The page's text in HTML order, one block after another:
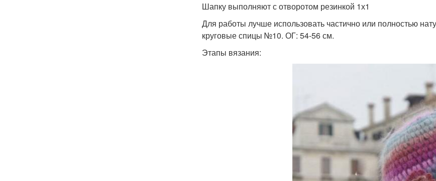
Шапку выполняют с отворотом резинкой 1х1
Для работы лучше использовать частично или полностью
круговые спицы №10. ОГ: 54-56 см.
Этапы вязания: